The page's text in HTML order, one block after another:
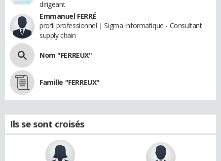
dirigeant
Emmanuel FERRÉ
profil professionnel | Sigma Informatique - Consultant
supply chain
Nom "FERREUX"
Famille "FERREUX"
Ils se sont croisés